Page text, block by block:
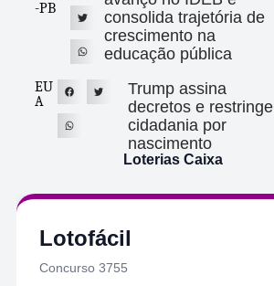
-PB
consolida trajetória de
crescimento na
educação pública
EU
A
Trump assina
decretos e restringe
cidadania por
nascimento
Loterias Caixa
Lotofácil
Concurso 3755